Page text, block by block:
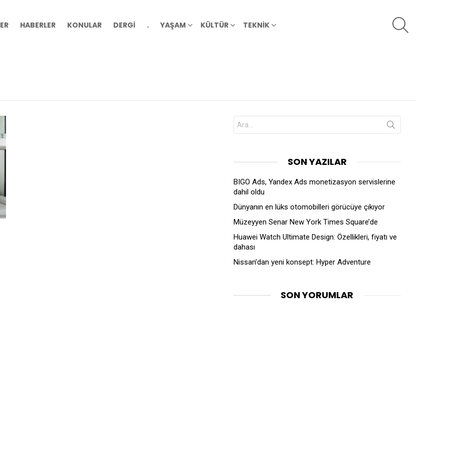
HABERLER KONULAR DERGİ . YAŞAM KÜLTÜR TEKNİK
Search
for:
SON YAZILAR
BIGO Ads, Yandex Ads monetizasyon servislerine
dahil oldu
Dünyanın en lüks otomobilleri görücüye çıkıyor
Müzeyyen Senar New York Times Square’de
Huawei Watch Ultimate Design: Özellikleri, fiyatı ve
dahası
Nissan’dan yeni konsept: Hyper Adventure
SON YORUMLAR